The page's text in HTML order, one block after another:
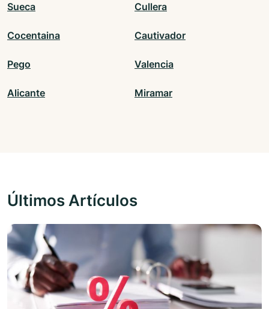
Sueca Cullera
Cocentaina Cautivador
Pego Valencia
Alicante Miramar
Últimos Artículos